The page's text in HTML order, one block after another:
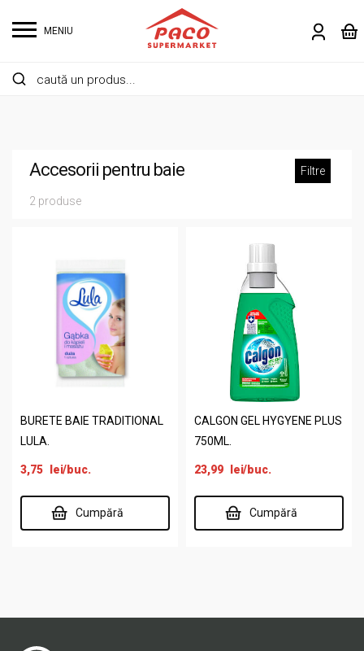
MENIU
Accesorii pentru baie Filtre
2 produse
BURETE BAIE TRADITIONAL
LULA.
3,75 lei/buc.
Cumpără
CALGON GEL HYGYENE PLUS
750ML.
23,99 lei/buc.
Cumpără